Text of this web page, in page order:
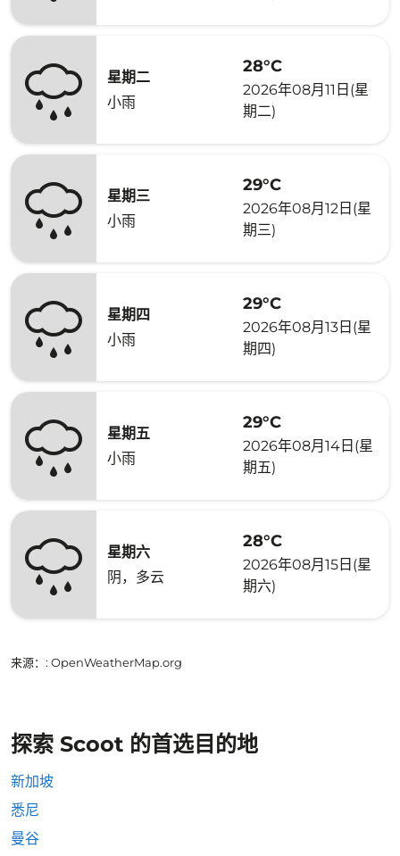
星期二
小雨
28°C
2026年08月11日(星
期二)
星期三
小雨
29°C
2026年08月12日(星
期三)
星期四
小雨
29°C
2026年08月13日(星
期四)
星期五
小雨
29°C
2026年08月14日(星
期五)
星期六
阴，多云
28°C
2026年08月15日(星
期六)
来源： : OpenWeatherMap.org
探索 Scoot 的首选目的地
新加坡
悉尼
曼谷